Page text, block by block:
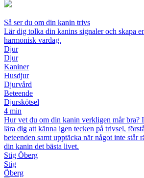
Så ser du om din kanin trivs
Lär dig tolka din kanins signaler och skapa
harmonisk vardag.
Djur
Djur
Kaniner
Husdjur
Djurvård
Beteende
Djurskötsel
4 min
Hur vet du om din kanin verkligen mår bra?
lära dig att känna igen tecken på trivsel,
beteenden samt upptäcka när något inte står
din kanin det bästa livet.
Stig Öberg
Stig
Öberg